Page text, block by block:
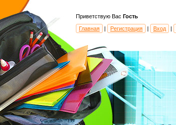
Приветствую Вас Гость
Главная
| Регистрация | Вход |